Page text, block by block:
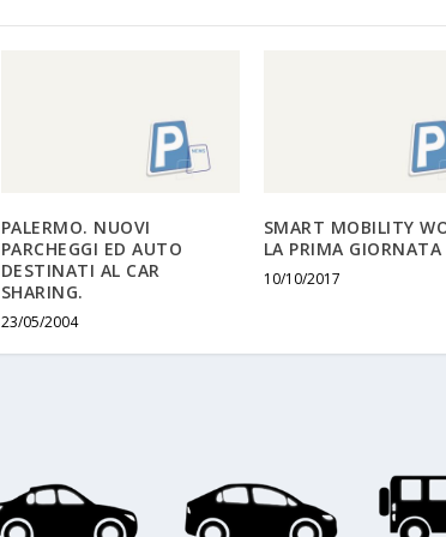
PALERMO. NUOVI
PARCHEGGI ED AUTO
DESTINATI AL CAR
SHARING.
23/05/2004
SMART MOBILITY
LA PRIMA GIORNATA
10/10/2017